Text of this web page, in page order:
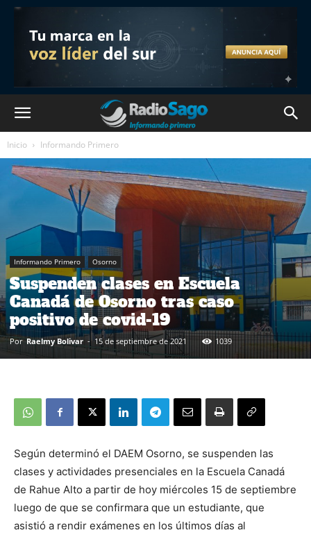
Inicio Informando Primero
Informando Primero Osorno
Suspenden clases en Escuela
Canadá de Osorno tras caso
positivo de covid-19
Por Raelmy Bolivar - 15 de septiembre de 2021 1039
Según determinó el DAEM Osorno, se suspenden las
clases y actividades presenciales en la Escuela Canadá
de Rahue Alto a partir de hoy miércoles 15 de septiembre
luego de que se confirmara que un estudiante, que
asistió a rendir exámenes en los últimos días al